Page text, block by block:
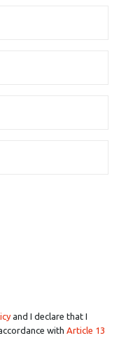
and I declare that I
with Article 13